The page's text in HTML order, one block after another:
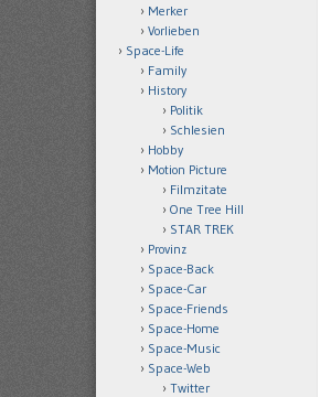
Merker
Vorlieben
Space-Life
Family
History
Politik
Schlesien
Hobby
Motion Picture
Filmzitate
One Tree Hill
STAR TREK
Provinz
Space-Back
Space-Car
Space-Friends
Space-Home
Space-Music
Space-Web
Twitter